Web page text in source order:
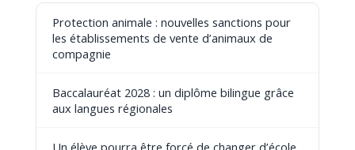
Protection animale : nouvelles sanctions pour
les établissements de vente d’animaux de
compagnie
Baccalauréat 2028 : un diplôme bilingue grâce
aux langues régionales